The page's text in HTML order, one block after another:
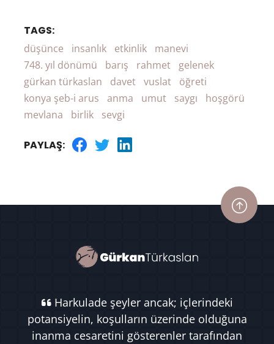
TAGS:
düşünce insanlık etkinlik
manevi
748. yıl dönümü
barış rahmet gelenek
gürkan türkaslan
davet vuslat
öğreti
konya şeb-i arus
anma umut saygı
hoşgörü
mevlana
birlik sevgi
PAYLAŞ:
Harkulade şeyler ancak; içlerindeki
potansiyelin, koşulların üzerinde olduğuna
inanma cesaretini gösterenler tarafından